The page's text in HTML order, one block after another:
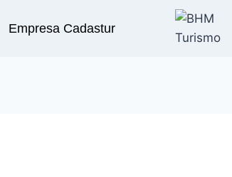
Empresa Cadastur